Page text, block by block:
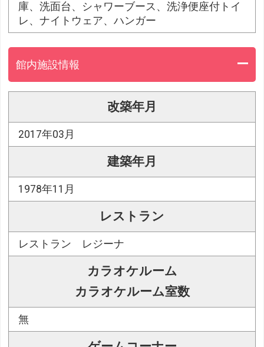
庫、洗面台、シャワーブース、洗浄便座付トイ
レ、ナイトウェア、ハンガー
館内施設情報
改築年月
2017年03月
建築年月
1978年11月
レストラン
レストラン レジーナ
カラオケルーム
カラオケルーム室数
無